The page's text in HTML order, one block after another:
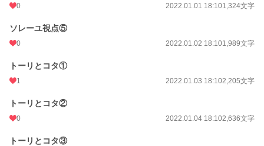
0 2022.01.01 18:101,324文字
ソレーユ視点⑤
0 2022.01.02 18:101,989文字
トーリとコタ①
1 2022.01.03 18:102,205文字
トーリとコタ②
0 2022.01.04 18:102,636文字
トーリとコタ③